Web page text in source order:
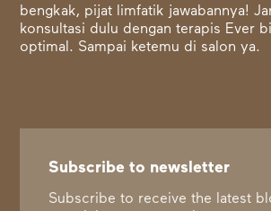
bengkak, pijat limfatik jawabannya!
konsultasi dulu dengan terapis Ever
optimal. Sampai ketemu di salon ya.
Subscribe to newsletter
Subscribe to receive the latest